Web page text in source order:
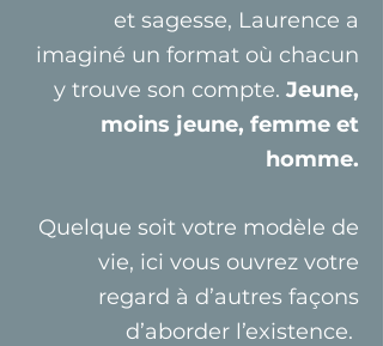
et sagesse, Laurence a
imaginé un format où chacun
y trouve son compte. Jeune,
moins jeune, femme et
homme.
Quelque soit votre modèle de
vie, ici vous ouvrez votre
regard à d’autres façons
d’aborder l’existence.